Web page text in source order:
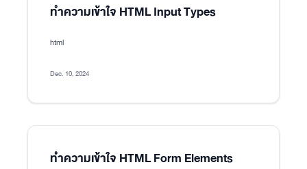
ทำความเข้าใจ HTML Input Types
html
Dec. 10, 2024
ทำความเข้าใจ HTML Form Elements